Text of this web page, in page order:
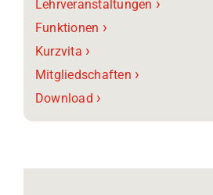
Lehrveranstaltungen
Funktionen ›
Kurzvita ›
Mitgliedschaften ›
Download ›